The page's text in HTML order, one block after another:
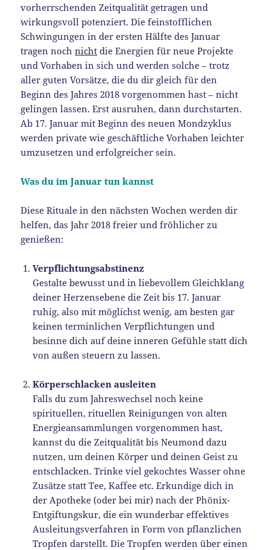
vorherrschenden Zeitqualität getragen und
wirkungsvoll potenziert. Die feinstofflichen
Schwingungen in der ersten Hälfte des Januar
tragen nochnicht die Energien für neue Projekte
und Vorhaben in sich und werden solche – trotz
aller guten Vorsätze, die du dir gleich für den
Beginn des Jahres 2018 vorgenommen hast – nicht
gelingen lassen. Erst ausruhen, dann durchstarten.
Ab 17. Januar mit Beginn des neuen Mondzyklus
werden private wie geschäftliche Vorhaben leichter
umzusetzen und erfolgreicher sein.
Was du im Januar tun kannst
Diese Rituale in den nächsten Wochen werden dir
helfen, das Jahr 2018 freier und fröhlicher zu
genießen:
Verpflichtungsabstinenz
Gestalte bewusst und in liebevollem Gleichklang
deiner Herzensebene die Zeit bis 17. Januar
ruhig, also mit möglichst wenig, am besten gar
keinen terminlichen Verpflichtungen und
besinne dich auf deine inneren Gefühle statt dich
von außen steuern zu lassen.
Körperschlacken ausleiten
Falls du zum Jahreswechsel noch keine
spirituellen, rituellen Reinigungen von alten
Energieansammlungen vorgenommen hast,
kannst du die Zeitqualität bis Neumond dazu
nutzen, um deinen Körper und deinen Geist zu
entschlacken. Trinke viel gekochtes Wasser ohne
Zusätze statt Tee, Kaffee etc. Erkundige dich in
der Apotheke (oder bei mir) nach der Phönix-
Entgiftungskur, die ein wunderbar effektives
Ausleitungsverfahren in Form von pflanzlichen
Tropfen darstellt. Die Tropfen werden über einen